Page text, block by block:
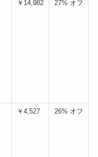
￥14,982 27% オフ
￥4,527 26% オフ